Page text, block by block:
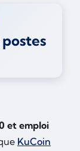
et emploi
KuCoin